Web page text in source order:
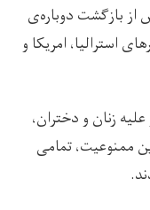
از بازگشت دوباره‌ی
۲۰۲۱، به کشورهای استرالیا، امریکا و
زنان و دختران،
ممنوعیت، تمامی